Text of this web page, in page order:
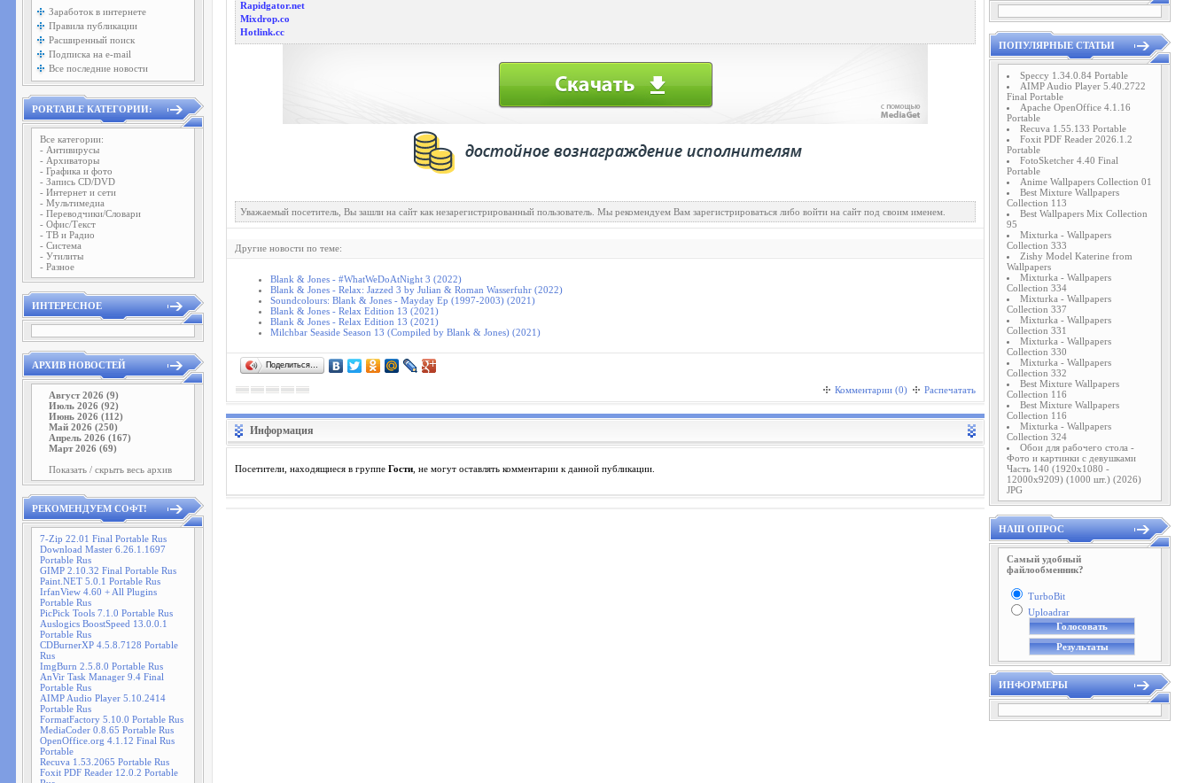
Заработок в интернете
Правила публикации
Расширенный поиск
Подписка на e-mail
Все последние новости
PORTABLE КАТЕГОРИИ:
Все категории:
- Антивирусы
- Архиваторы
- Графика и фото
- Запись CD/DVD
- Интернет и сети
- Мультимедиа
- Переводчики/Словари
- Офис/Текст
- ТВ и Радио
- Система
- Утилиты
- Разное
ИНТЕРЕСНОЕ
АРХИВ НОВОСТЕЙ
Август 2026 (9)
Июль 2026 (92)
Июнь 2026 (112)
Май 2026 (250)
Апрель 2026 (167)
Март 2026 (69)
Показать / скрыть весь архив
РЕКОМЕНДУЕМ СОФТ!
7-Zip 22.01 Final Portable Rus
Download Master 6.26.1.1697
Portable Rus
GIMP 2.10.32 Final Portable Rus
Paint.NET 5.0.1 Portable Rus
IrfanView 4.60 + All Plugins
Portable Rus
PicPick Tools 7.1.0 Portable Rus
Auslogics BoostSpeed 13.0.0.1
Portable Rus
CDBurnerXP 4.5.8.7128 Portable
Rus
ImgBurn 2.5.8.0 Portable Rus
AnVir Task Manager 9.4 Final
Portable Rus
AIMP Audio Player 5.10.2414
Portable Rus
FormatFactory 5.10.0 Portable Rus
MediaCoder 0.8.65 Portable Rus
OpenOffice.org 4.1.12 Final Rus
Portable
Recuva 1.53.2065 Portable Rus
Foxit PDF Reader 12.0.2 Portable
Rapidgator.net
Mixdrop.co
Hotlink.cc
Уважаемый посетитель, Вы зашли на сайт как незарегистрированный пользователь. Мы рекомендуем Вам зарегистрироваться либо войти на сайт под своим именем.
Другие новости по теме:
Blank & Jones - #WhatWeDoAtNight 3 (2022)
Blank & Jones - Relax: Jazzed 3 by Julian & Roman Wasserfuhr (2022)
Soundcolours: Blank & Jones - Mayday Ep (1997-2003) (2021)
Blank & Jones - Relax Edition 13 (2021)
Blank & Jones - Relax Edition 13 (2021)
Milchbar Seaside Season 13 (Compiled by Blank & Jones) (2021)
Поделиться…
Комментарии (0) Распечатать
Информация
Посетители, находящиеся в группе Гости , не могут оставлять комментарии к данной публикации.
ПОПУЛЯРНЫЕ СТАТЬИ
Speccy 1.34.0.84 Portable
AIMP Audio Player 5.40.2722
Final Portable
Apache OpenOffice 4.1.16
Portable
Recuva 1.55.133 Portable
Foxit PDF Reader 2026.1.2
Portable
FotoSketcher 4.40 Final
Portable
Anime Wallpapers Collection 01
Best Mixture Wallpapers
Collection 113
Best Wallpapers Mix Collection
95
Mixturka - Wallpapers
Collection 333
Zishy Model Katerine from
Wallpapers
Mixturka - Wallpapers
Collection 334
Mixturka - Wallpapers
Collection 337
Mixturka - Wallpapers
Collection 331
Mixturka - Wallpapers
Collection 330
Mixturka - Wallpapers
Collection 332
Best Mixture Wallpapers
Collection 116
Best Mixture Wallpapers
Collection 116
Mixturka - Wallpapers
Collection 324
Обои для рабочего стола -
Фото и картинки с девушками
Часть 140 (1920x1080 -
12000x9209) (1000 шт.) (2026)
JPG
НАШ ОПРОС
Самый удобный
файлообменник?
TurboBit
Uploadrar
ИНФОРМЕРЫ